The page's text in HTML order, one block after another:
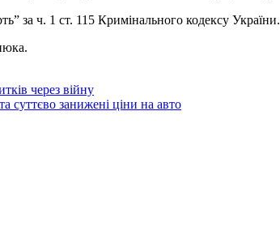
за ч. 1 ст. 115 Кримінального кодексу України.
через війну
суттєво занижені ціни на авто